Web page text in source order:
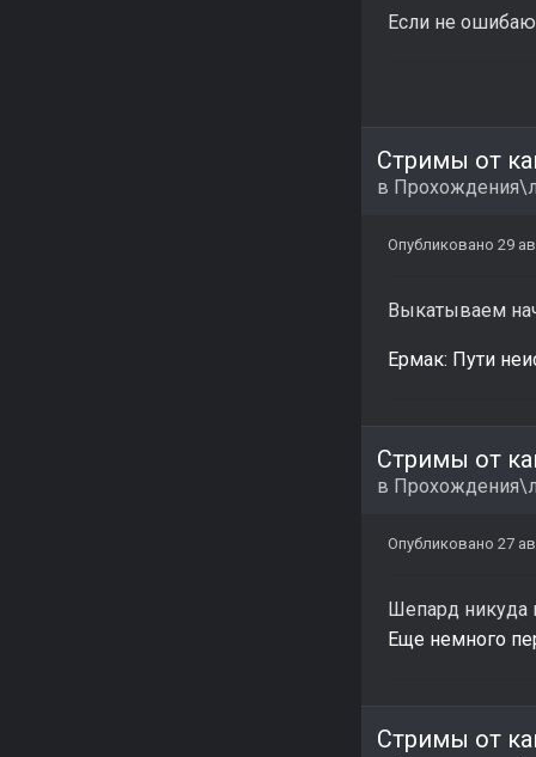
Если не
Стримы от
в
Опубликовано 29
Выкатываем
Ермак: Пути
Стримы от
в
Опубликовано 27
Шепард никуда
Еще немного
Стримы от